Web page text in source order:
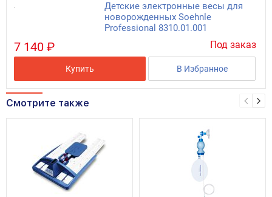
Детские электронные весы для
новорожденных Soehnle
Professional 8310.01.001
7 140 ₽ Под заказ
Купить В Избранное
Смотрите также